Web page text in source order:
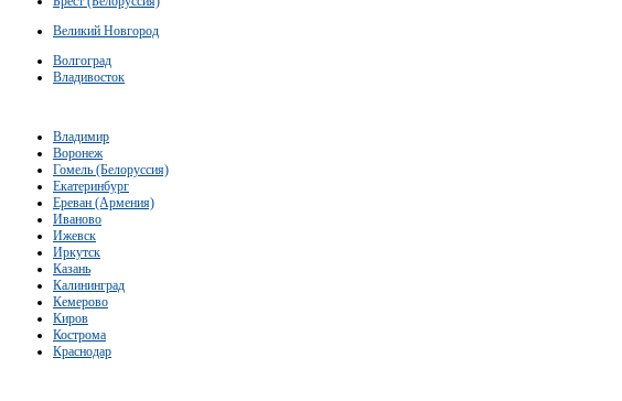
Великий Новгород
Волгоград
Владивосток
Владимир
Воронеж
Гомель (Белоруссия)
Екатеринбург
Ереван (Армения)
Иваново
Ижевск
Иркутск
Казань
Калининград
Кемерово
Киров
Кострома
Краснодар